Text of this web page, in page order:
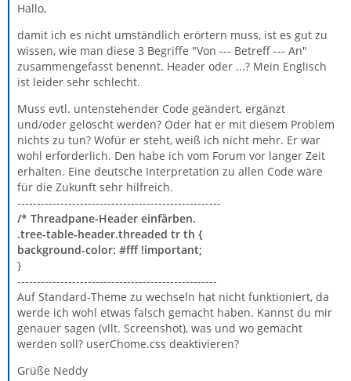
Hallo,
damit ich es nicht umständlich erörtern muss, ist es gut zu
wissen, wie man diese 3 Begriffe "Von --- Betreff --- An"
zusammengefasst benennt. Header oder ...? Mein Englisch
ist leider sehr schlecht.
Muss evtl. untenstehender Code geändert, ergänzt
und/oder gelöscht werden? Oder hat er mit diesem Problem
nichts zu tun? Wofür er steht, weiß ich nicht mehr. Er war
wohl erforderlich. Den habe ich vom Forum vor langer Zeit
erhalten. Eine deutsche Interpretation zu allen Code wäre
für die Zukunft sehr hilfreich.
----------------------------------------------------
/* Threadpane-Header einfärben.
.tree-table-header.threaded tr th {
background-color: #fff !important;
}
---------------------------------------------------
Auf Standard-Theme zu wechseln hat nicht funktioniert, da
werde ich wohl etwas falsch gemacht haben. Kannst du mir
genauer sagen (vllt. Screenshot), was und wo gemacht
werden soll? userChome.css deaktivieren?
Grüße Neddy